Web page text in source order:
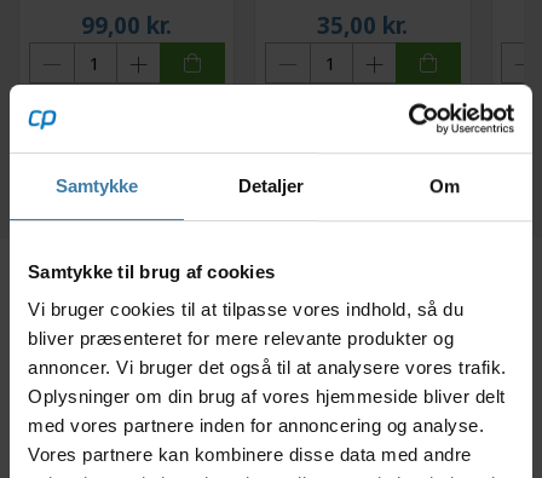
Samtykke Detaljer Om
Samtykke til brug af cookies
Vi bruger cookies til at tilpasse vores indhold, så du
bliver præsenteret for mere relevante produkter og
annoncer. Vi bruger det også til at analysere vores trafik.
Oplysninger om din brug af vores hjemmeside bliver delt
med vores partnere inden for annoncering og analyse.
Vores partnere kan kombinere disse data med andre
99,00 kr. 35,00 kr.
+10 på lager
Beskrivelse Specifikationer Anmeldelser
Til kurv og tasker til front. Maksimal belastning 5 kg.
Montering til KLICKfix cykelkurv, styrtaske eller
kortholder på cyklens styrstamme.